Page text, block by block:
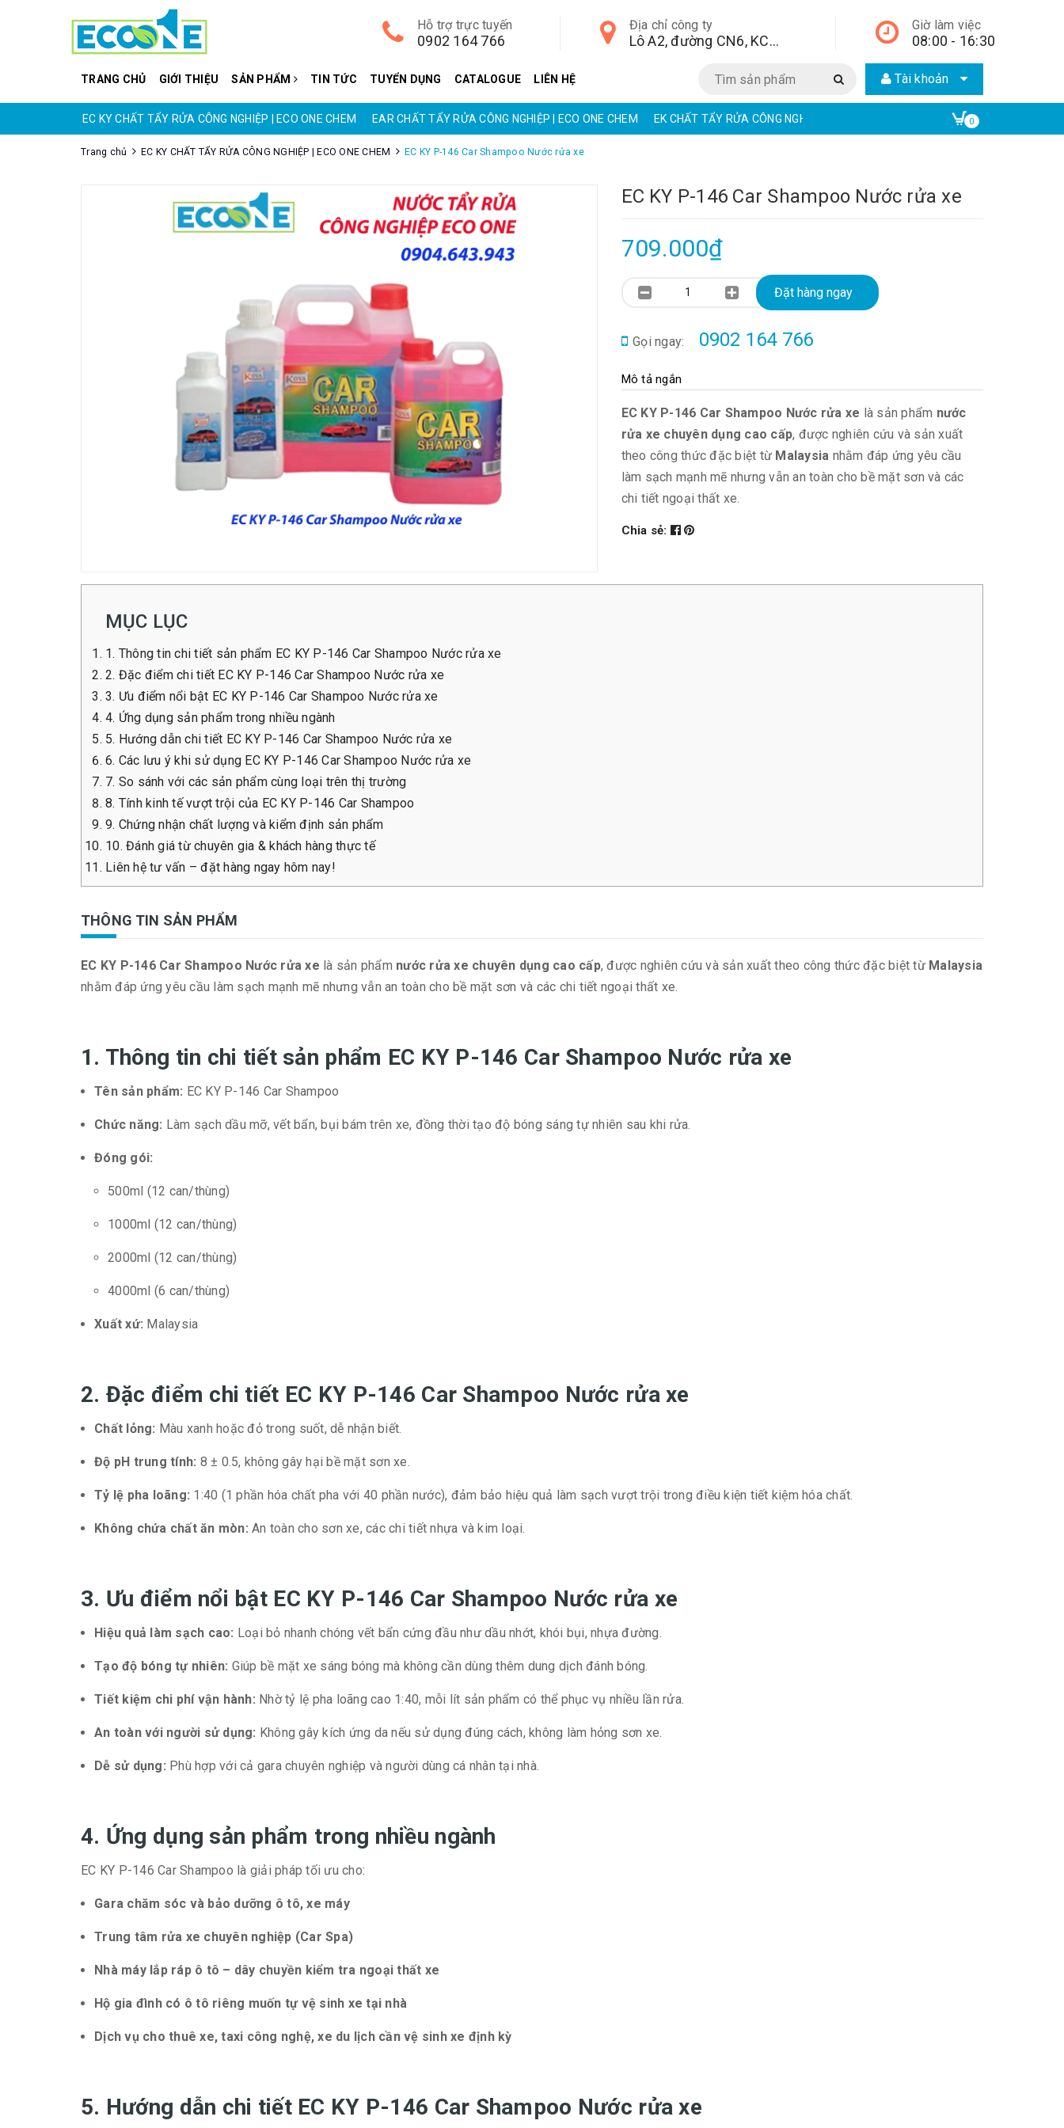
Giờ làm việc
08:00 - 16:30
Địa chỉ công ty
Lô A2, đường CN6, KCN Từ Liêm, quận Bắc Từ Liêm, Hà Nội, Hà Nội,
Hỗ trợ trực tuyến
0902 164 766
TRANG CHỦ GIỚI THIỆU SẢN PHẨM TIN TỨC TUYỂN DỤNG CATALOGUE LIÊN HỆ Tài khoản
EC KY CHẤT TẨY RỬA CÔNG NGHIỆP | ECO ONE CHEM EAR CHẤT TẨY RỬA CÔNG NGHIỆP | ECO ONE CHEM EK CHẤT TẨY RỬA CÔNG NGHIỆP | ECO ONE CHEM EW CHẤT TẨY RỬA CÔNG
0
Trang chủ EC KY CHẤT TẨY RỬA CÔNG NGHIỆP | ECO ONE CHEM EC KY P-146 Car Shampoo Nước rửa xe
EC KY P-146 Car Shampoo Nước rửa xe
709.000₫
Đặt hàng ngay
Gọi ngay: 0902 164 766
Mô tả ngắn
EC KY P-146 Car Shampoo Nước rửa xe là sản phẩm nước
rửa xe chuyên dụng cao cấp, được nghiên cứu và sản xuất
theo công thức đặc biệt từ Malaysia nhằm đáp ứng yêu cầu
làm sạch mạnh mẽ nhưng vẫn an toàn cho bề mặt sơn và các
chi tiết ngoại thất xe.
Chia sẻ:
MỤC LỤC
1. Thông tin chi tiết sản phẩm EC KY P-146 Car Shampoo Nước rửa xe
2. Đặc điểm chi tiết EC KY P-146 Car Shampoo Nước rửa xe
3. Ưu điểm nổi bật EC KY P-146 Car Shampoo Nước rửa xe
4. Ứng dụng sản phẩm trong nhiều ngành
5. Hướng dẫn chi tiết EC KY P-146 Car Shampoo Nước rửa xe
6. Các lưu ý khi sử dụng EC KY P-146 Car Shampoo Nước rửa xe
7. So sánh với các sản phẩm cùng loại trên thị trường
8. Tính kinh tế vượt trội của EC KY P-146 Car Shampoo
9. Chứng nhận chất lượng và kiểm định sản phẩm
10. Đánh giá từ chuyên gia & khách hàng thực tế
Liên hệ tư vấn – đặt hàng ngay hôm nay!
THÔNG TIN SẢN PHẨM
EC KY P-146 Car Shampoo Nước rửa xe là sản phẩm nước rửa xe chuyên dụng cao cấp, được nghiên cứu và sản xuất theo công thức đặc biệt từ Malaysia
nhằm đáp ứng yêu cầu làm sạch mạnh mẽ nhưng vẫn an toàn cho bề mặt sơn và các chi tiết ngoại thất xe.
1. Thông tin chi tiết sản phẩm EC KY P-146 Car Shampoo Nước rửa xe
Tên sản phẩm: EC KY P-146 Car Shampoo
Chức năng: Làm sạch dầu mỡ, vết bẩn, bụi bám trên xe, đồng thời tạo độ bóng sáng tự nhiên sau khi rửa.
Đóng gói:
500ml (12 can/thùng)
1000ml (12 can/thùng)
2000ml (12 can/thùng)
4000ml (6 can/thùng)
Xuất xứ: Malaysia
2. Đặc điểm chi tiết EC KY P-146 Car Shampoo Nước rửa xe
Chất lỏng: Màu xanh hoặc đỏ trong suốt, dễ nhận biết.
Độ pH trung tính: 8 ± 0.5, không gây hại bề mặt sơn xe.
Tỷ lệ pha loãng: 1:40 (1 phần hóa chất pha với 40 phần nước), đảm bảo hiệu quả làm sạch vượt trội trong điều kiện tiết kiệm hóa chất.
Không chứa chất ăn mòn: An toàn cho sơn xe, các chi tiết nhựa và kim loại.
3. Ưu điểm nổi bật EC KY P-146 Car Shampoo Nước rửa xe
Hiệu quả làm sạch cao: Loại bỏ nhanh chóng vết bẩn cứng đầu như dầu nhớt, khói bụi, nhựa đường.
Tạo độ bóng tự nhiên: Giúp bề mặt xe sáng bóng mà không cần dùng thêm dung dịch đánh bóng.
Tiết kiệm chi phí vận hành: Nhờ tỷ lệ pha loãng cao 1:40, mỗi lít sản phẩm có thể phục vụ nhiều lần rửa.
An toàn với người sử dụng: Không gây kích ứng da nếu sử dụng đúng cách, không làm hỏng sơn xe.
Dễ sử dụng: Phù hợp với cả gara chuyên nghiệp và người dùng cá nhân tại nhà.
4. Ứng dụng sản phẩm trong nhiều ngành
EC KY P-146 Car Shampoo là giải pháp tối ưu cho:
Gara chăm sóc và bảo dưỡng ô tô, xe máy
Trung tâm rửa xe chuyên nghiệp (Car Spa)
Nhà máy lắp ráp ô tô – dây chuyền kiểm tra ngoại thất xe
Hộ gia đình có ô tô riêng muốn tự vệ sinh xe tại nhà
Dịch vụ cho thuê xe, taxi công nghệ, xe du lịch cần vệ sinh xe định kỳ
5. Hướng dẫn chi tiết EC KY P-146 Car Shampoo Nước rửa xe